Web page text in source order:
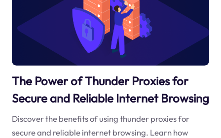
The Power of Thunder Proxies for
Secure and Reliable Internet Browsing
Discover the benefits of using thunder proxies for
secure and reliable internet browsing. Learn how